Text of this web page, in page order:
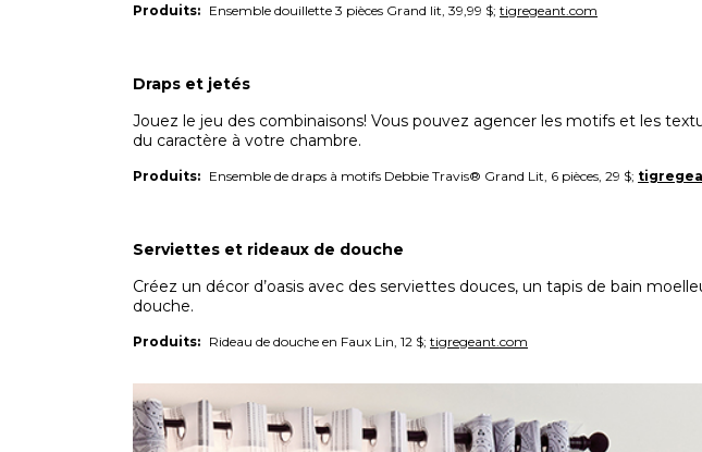
Produits: Ensemble douillette 3 pièces Grand lit, 39,99 $; tigregeant.com
Draps et jetés
Jouez le jeu des combinaisons! Vous pouvez agencer les motifs et les
du caractère à votre chambre.
Produits: Ensemble de draps à motifs Debbie Travis® Grand Lit, 6 pièces, 29 $;
Serviettes et rideaux de douche
Créez un décor d’oasis avec des serviettes douces, un tapis de bain
douche.
Produits: Rideau de douche en Faux Lin, 12 $; tigregeant.com